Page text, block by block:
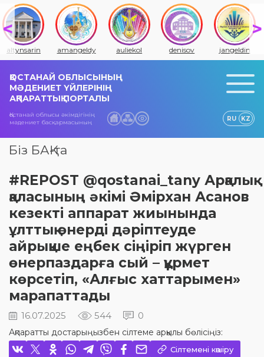
altynsarin amangeldy auliekol denisov jangeldin
ҚОСТАНАЙ ОБЛЫСЫНЫҢ
МӘДЕНИЕТ ҮЙЛЕРІНІҢ
АҚПАРАТТЫҚ ПОРТАЛЫ
Қостанай облысы әкімдігінің
мәдениет басқармасының
RU KZ
Біз БАҚ-та
#REPOST @qostanai_tany Арқалық
қаласының әкімі Әмірхан Асанов
кезекті аппарат жиынында
ұлттық өнерді дәріптеуде
айрықше еңбек сіңіріп жүрген
өнерпаздарға сый – құрмет
көрсетіп, «Алғыс хаттарымен»
марапаттады
16.07.2025 544 0
Ақпаратты достарыңызбен сілтеме арқылы бөлісіңіз:
Сілтемені көшіру